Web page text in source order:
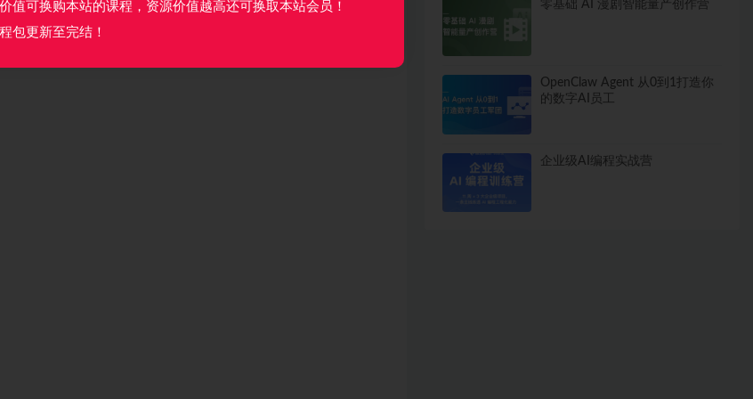
零基础 AI 漫剧智能量产创作营
OpenClaw Agent 从0到1打造你
的数字AI员工
企业级AI编程实战营
值可换购本站的课程，资源价值越高还可换取本站会员！
包更新至完结！